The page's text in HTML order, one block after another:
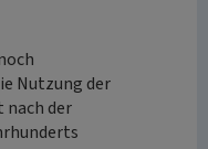
Nutzung der
der